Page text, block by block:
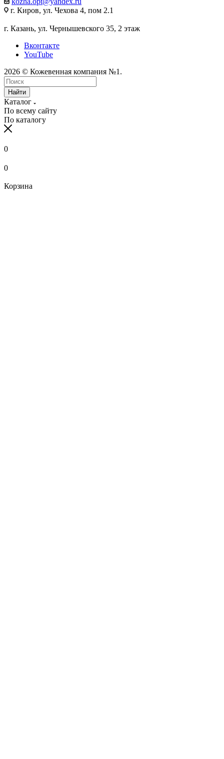
г. Киров, ул. Чехова 4, пом 2.1
г. Казань, ул. Чернышевского 35, 2 этаж
Вконтакте
YouTube
2026 © Кожевенная компания №1.
Найти
Каталог
По всему сайту
По каталогу
0
0
Корзина